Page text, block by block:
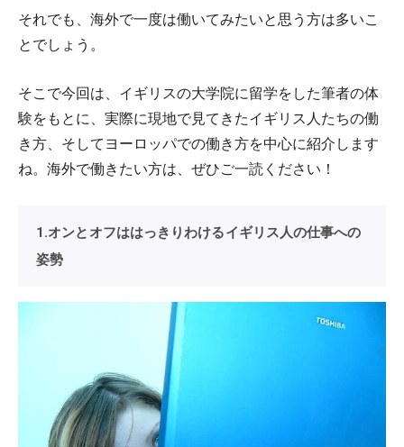
それでも、海外で一度は働いてみたいと思う方は多いこ
とでしょう。
そこで今回は、イギリスの大学院に留学をした筆者の体
験をもとに、実際に現地で見てきたイギリス人たちの働
き方、そしてヨーロッパでの働き方を中心に紹介します
ね。海外で働きたい方は、ぜひご一読ください！
1.オンとオフははっきりわけるイギリス人の仕事への
姿勢